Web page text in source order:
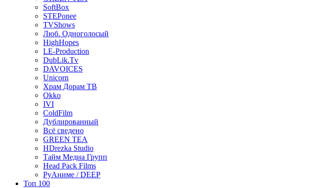
SoftBox
STEPonee
TVShows
Люб. Одноголосый
HighHopes
LE-Production
DubLik.Tv
DAVOICES
Unicorn
Храм Дорам ТВ
Okko
IVI
ColdFilm
Дублированный
Всё сведено
GREEN TEA
HDrezka Studio
Тайм Медиа Групп
Head Pack Films
РуАниме / DEEP
Топ 100